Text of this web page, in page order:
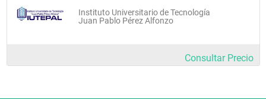
Instituto Universitario de Tecnología
Juan Pablo Pérez Alfonzo
Consultar Precio